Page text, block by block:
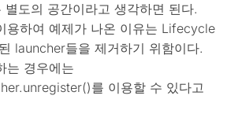
도의 공간이라고 생각하면 된다.
용하여 예제가 나온 이유는 Lifecycle
launcher들을 제거하기 위함이다.
는 경우에는
를 이용할 수 있다고